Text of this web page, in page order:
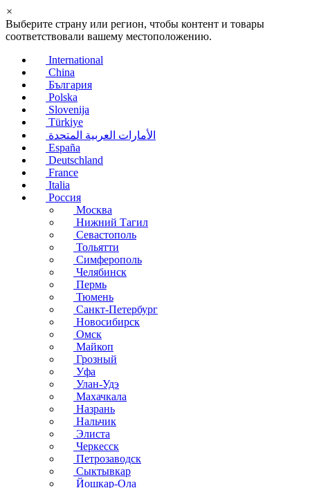
×
Выберите страну или регион, чтобы контент и товары
соответствовали вашему местоположению.
International
China
България
Polska
Slovenija
Türkiye
الأمارات العربية المتحدة
España
Deutschland
France
Italia
Россия
Москва
Нижний Тагил
Севастополь
Тольятти
Симферополь
Челябинск
Пермь
Тюмень
Санкт-Петербург
Новосибирск
Омск
Майкоп
Грозный
Уфа
Улан-Удэ
Махачкала
Назрань
Нальчик
Элиста
Черкесск
Петрозаводск
Сыктывкар
Йошкар-Ола